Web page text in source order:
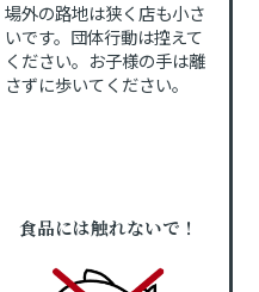
場外の路地は狭く店も小さ
いです。団体行動は控えて
ください。お子様の手は離
さずに歩いてください。
食品には触れないで！